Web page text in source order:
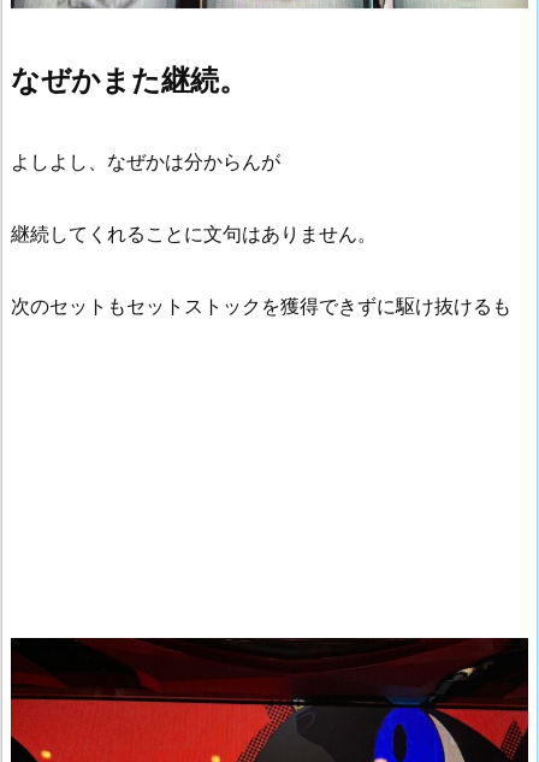
なぜかまた継続。
よしよし、なぜかは分からんが
継続してくれることに文句はありません。
次のセットもセットストックを獲得できずに駆け抜けるも